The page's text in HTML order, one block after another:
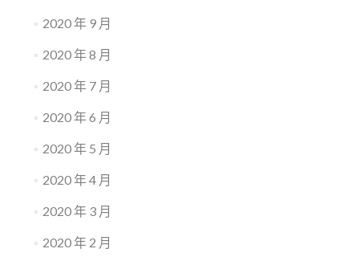
2020 年 9 月
2020 年 8 月
2020 年 7 月
2020 年 6 月
2020 年 5 月
2020 年 4 月
2020 年 3 月
2020 年 2 月